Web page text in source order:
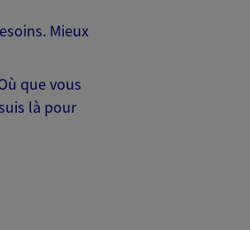
Mieux
que vous
là pour